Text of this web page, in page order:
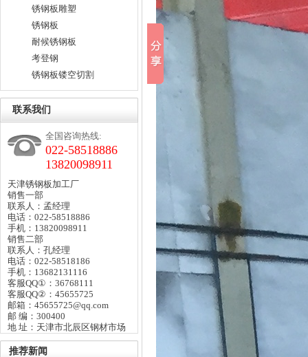
锈钢板雕塑
锈钢板
耐候锈钢板
考登钢
锈钢板镂空切割
联系我们
全国咨询热线:
022-58518886
13820098911
天津锈钢板加工厂
销售一部
联系人：孟经理
电话：022-58518886
手机：13820098911
销售二部
联系人：孔经理
电话：022-58518186
手机：13682131116
客服QQ①：36768111
客服QQ②：45655725
邮箱：45655725@qq.com
邮 编：300400
地 址：天津市北辰区钢材市场
推荐新闻